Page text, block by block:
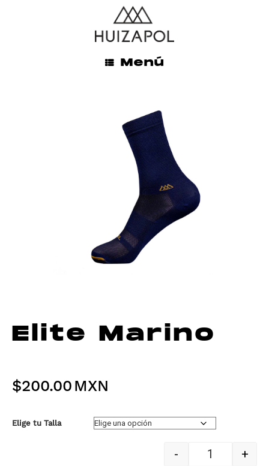
ENVÍOS GRATIS A TODO MÉXICO EN LA COMPRA DE
Menú
Elite Marino
$200.00
Elige tu Talla
Quantity
- +